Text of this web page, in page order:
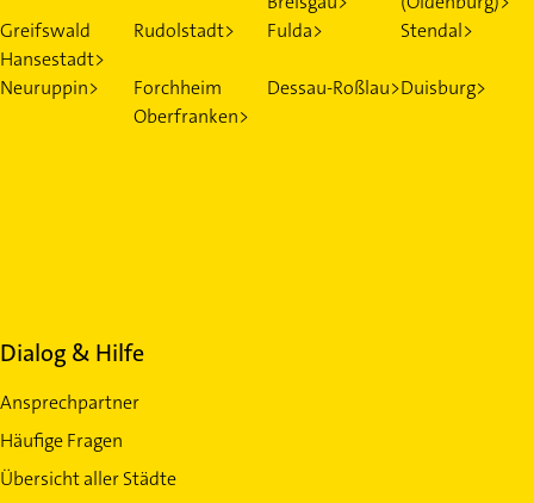
Greifswald
Hansestadt>
Rudolstadt> Fulda> Stendal>
Neuruppin>
Forchheim
Oberfranken>
Dessau-Roßlau>Duisburg>
Dialog & Hilfe
Ansprechpartner
Häufige Fragen
Übersicht aller Städte